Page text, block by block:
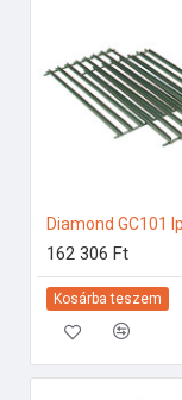
162 306 Ft
Kosárba teszem